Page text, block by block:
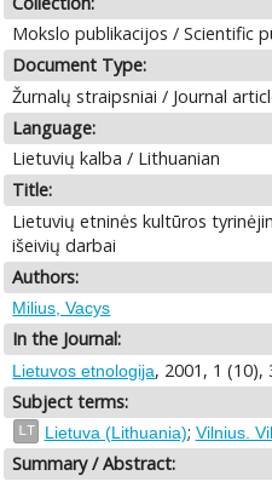
Mokslo publikacijos / Scientific
Document Type:
Žurnalų straipsniai / Journal
Language:
Lietuvių kalba / Lithuanian
Title:
Lietuvių etninės kultūros
išeivių darbai
Authors:
Milius, Vacys
In the Journal:
Lietuvos etnologija, 2001, 1 (10),
Subject terms:
LT Lietuva (Lithuania); Vilnius.
Summary / Abstract: